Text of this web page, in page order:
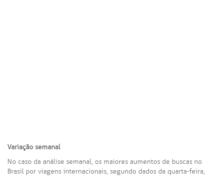
Variação semanal
No caso da análise semanal, os maiores aumentos de buscas no
Brasil por viagens internacionais, segundo dados da quarta-feira,